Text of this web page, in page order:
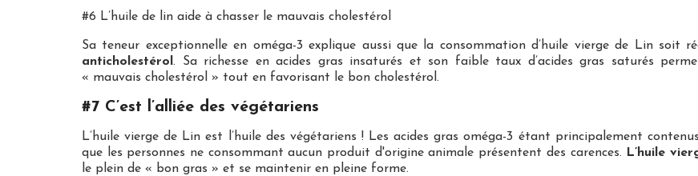
#6 L’huile de lin aide à chasser le mauvais cholestérol
Sa teneur exceptionnelle en oméga-3 explique aussi que la consommation d’huile vierge de Lin soit
anticholestérol . Sa richesse en acides gras insaturés et son faible taux d’acides gras saturés
« mauvais cholestérol » tout en favorisant le bon cholestérol.
#7 C’est l’alliée des végétariens
L’huile vierge de Lin est l’huile des végétariens ! Les acides gras oméga-3 étant principalement
que les personnes ne consommant aucun produit d'origine animale présentent des carences.
L’huile
le plein de « bon gras » et se maintenir en pleine forme.